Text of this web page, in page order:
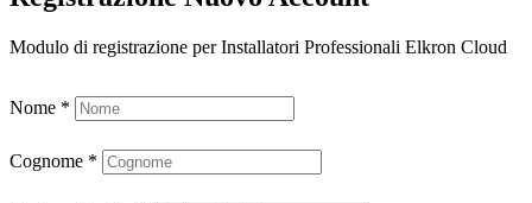
Modulo di registrazione per Installatori Professionali Elkron Cloud
Nome *
Cognome *